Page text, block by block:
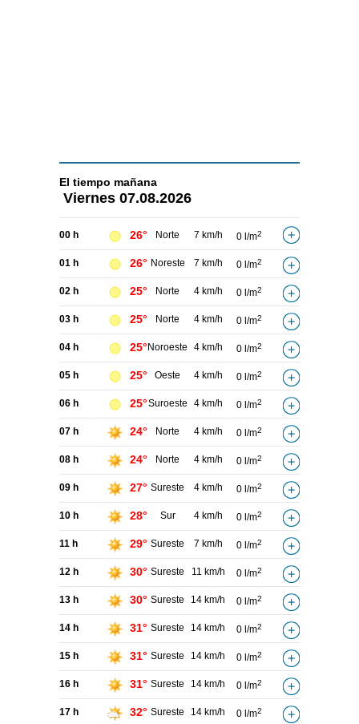
El tiempo mañana
Viernes 07.08.2026
00 h 26° Norte 7 km/h 0 l/m2
01 h 26° Noreste 7 km/h 0 l/m2
02 h 25° Norte 4 km/h 0 l/m2
03 h 25° Norte 4 km/h 0 l/m2
04 h 25° Noroeste 4 km/h 0 l/m2
05 h 25° Oeste 4 km/h 0 l/m2
06 h 25°Suroeste 4 km/h 0 l/m2
07 h 24° Norte 4 km/h 0 l/m2
08 h 24° Norte 4 km/h 0 l/m2
09 h 27° Sureste 4 km/h 0 l/m2
10 h 28° Sur 4 km/h 0 l/m2
11 h 29° Sureste 7 km/h 0 l/m2
12 h 30° Sureste 11 km/h 0 l/m2
13 h 30° Sureste 14 km/h 0 l/m2
14 h 31° Sureste 14 km/h 0 l/m2
15 h 31° Sureste 14 km/h 0 l/m2
16 h 31° Sureste 14 km/h 0 l/m2
17 h 32° Sureste 14 km/h 0 l/m2